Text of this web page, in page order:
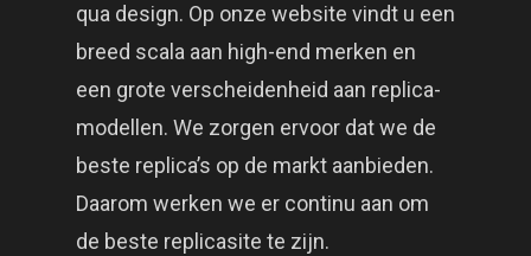
qua design. Op onze website vindt u een
breed scala aan high-end merken en
een grote verscheidenheid aan replica-
modellen. We zorgen ervoor dat we de
beste replica’s op de markt aanbieden.
Daarom werken we er continu aan om
de beste replicasite te zijn.